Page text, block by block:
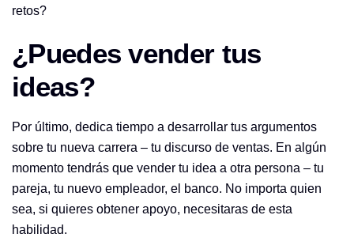
retos?
¿Puedes vender tus
ideas?
Por último, dedica tiempo a desarrollar tus argumentos
sobre tu nueva carrera – tu discurso de ventas. En algún
momento tendrás que vender tu idea a otra persona – tu
pareja, tu nuevo empleador, el banco. No importa quien
sea, si quieres obtener apoyo, necesitaras de esta
habilidad.